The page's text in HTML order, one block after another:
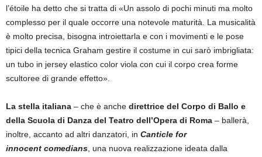
l’étoile ha detto che si tratta di «Un assolo di pochi minuti ma molto
complesso per il quale occorre una notevole maturità. La musicalità
è molto precisa, bisogna introiettarla e con i movimenti e le pose
tipici della tecnica Graham gestire il costume in cui sarò imbrigliata:
un tubo in jersey elastico color viola con cui il corpo crea forme
scultoree di grande effetto».
La stella italiana – che è anche direttrice del Corpo di Ballo e
della Scuola di Danza del Teatro dell’Opera di Roma – ballerà,
inoltre, accanto ad altri danzatori, in Canticle for
innocent comedians, una nuova realizzazione ideata dalla